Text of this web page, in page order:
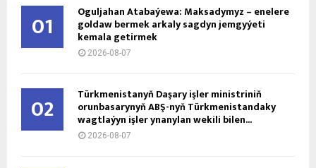
01 Oguljahan Atabaýewa: Maksadymyz – enelere
goldaw bermek arkaly sagdyn jemgyýeti
kemala getirmek
2026-08-07
02 Türkmenistanyň Daşary işler ministriniň
orunbasarynyň ABŞ-nyň Türkmenistandaky
wagtlaýyn işler ynanylan wekili bilen...
2026-08-07